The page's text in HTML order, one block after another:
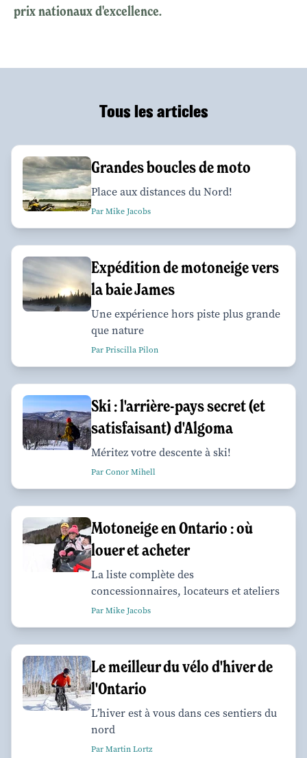
prix nationaux d'excellence.
Tous les articles
Grandes boucles de moto
Place aux distances du Nord!
Par Mike Jacobs
Expédition de motoneige vers
la baie James
Une expérience hors piste plus grande
que nature
Par Priscilla Pilon
Ski : l'arrière-pays secret (et
satisfaisant) d'Algoma
Méritez votre descente à ski!
Par Conor Mihell
Motoneige en Ontario : où
louer et acheter
La liste complète des
concessionnaires, locateurs et ateliers
Par Mike Jacobs
Le meilleur du vélo d'hiver de
l'Ontario
L’hiver est à vous dans ces sentiers du
nord
Par Martin Lortz